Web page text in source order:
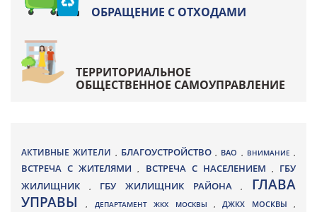
ОБРАЩЕНИЕ С ОТХОДАМИ
ТЕРРИТОРИАЛЬНОЕ
ОБЩЕСТВЕННОЕ САМОУПРАВЛЕНИЕ
АКТИВНЫЕ ЖИТЕЛИ , БЛАГОУСТРОЙСТВО , ВАО , ВНИМАНИЕ ,
ВСТРЕЧА С ЖИТЕЛЯМИ, ВСТРЕЧА С НАСЕЛЕНИЕМ , ГБУ
ЖИЛИЩНИК
, ГБУ ЖИЛИЩНИК РАЙОНА, ГЛАВА
УПРАВЫ, ДЕПАРТАМЕНТ ЖКХ МОСКВЫ ,ДЖКХ МОСКВЫ ,